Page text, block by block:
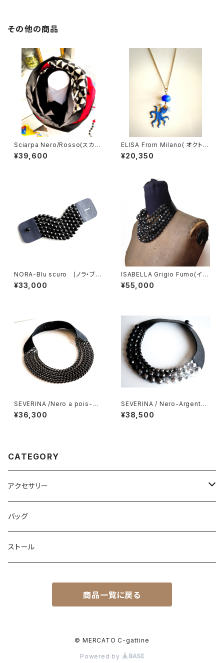
その他の商品
Sciarpa Nero/Rosso(スカー
フ ブラック＆レッド）
¥39,600
ELISA From Milano( オクトパ
ス/Blu)
¥20,350
NORA-Blu scuro (ノラ・ブレ
スレット）
¥33,000
ISABELLA Grigio Fumo(イザ
ベラ ダークグレー）
¥55,000
SEVERINA /Nero a pois-Ca
tena（セヴェリナ・ネックレス）
¥36,300
SEVERINA / Nero-Argento
（セヴェリナ・ネックレス）
¥38,500
CATEGORY
アクセサリー
ネックレス
ピアス
バッグ
ストール
商品一覧に戻る
© MERCATO C-gattine
Powered by